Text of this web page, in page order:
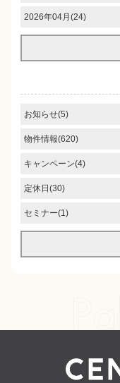
2026年04月(24)
お知らせ(5)
物件情報(620)
キャンペーン(4)
定休日(30)
セミナー(1)